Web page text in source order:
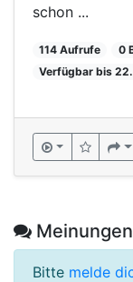
schon ...
114 Aufrufe 0
Verfügbar bis
Meinungen
Bitte melde